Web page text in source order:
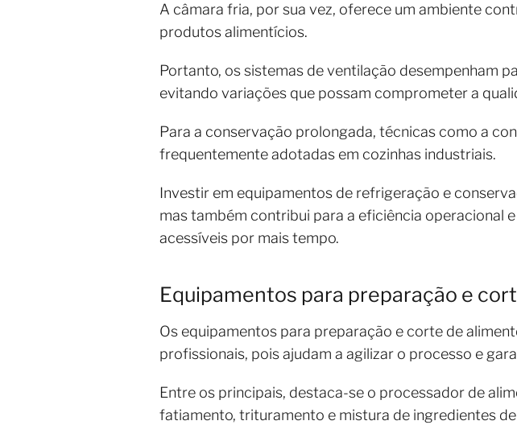
A câmara fria, por sua vez, oferece um ambiente
produtos alimentícios.
Portanto, os sistemas de ventilação desempenham
evitando variações que possam comprometer a
Para a conservação prolongada, técnicas como a
frequentemente adotadas em cozinhas industriais.
Investir em equipamentos de refrigeração e
mas também contribui para a eficiência operacional
acessíveis por mais tempo.
Equipamentos para preparação e
Os equipamentos para preparação e corte de
profissionais, pois ajudam a agilizar o processo e
Entre os principais, destaca-se o processador de
fatiamento, trituramento e mistura de ingredientes